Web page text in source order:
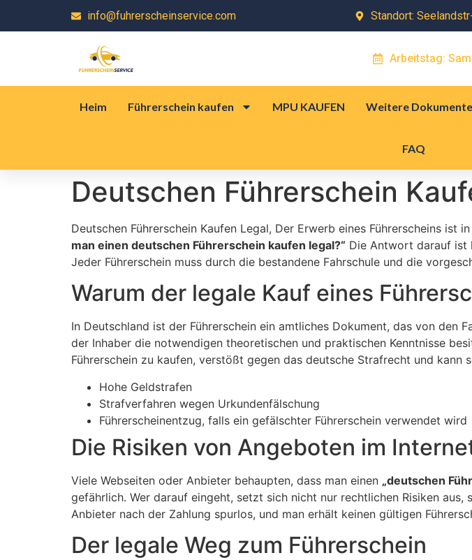
Dienstleistungen
info@fuhrerscheinservice.com Standort:
Arbeitstag:
Heim Führerschein kaufen MPU KAUFEN Weitere Dokumente
FAQ
Deutschen Führerschein
Deutschen Führerschein Kaufen Legal, Der Erwerb eines Führerscheins
man einen deutschen Führerschein kaufen legal?“ Die Antwort darauf ist
Jeder Führerschein muss durch die bestandene Fahrschule und die
Warum der legale Kauf eines
In Deutschland ist der Führerschein ein amtliches Dokument, das von den
der Inhaber die notwendigen theoretischen und praktischen Kenntnisse
Führerschein zu kaufen, verstößt gegen das deutsche Strafrecht und kann
Hohe Geldstrafen
Strafverfahren wegen Urkundenfälschung
Führerscheinentzug, falls ein gefälschter Führerschein verwendet wird
Die Risiken von Angeboten im
Viele Webseiten oder Anbieter behaupten, dass man einen „deutschen
gefährlich. Wer darauf eingeht, setzt sich nicht nur rechtlichen Risiken
Anbieter nach der Zahlung spurlos, und man erhält keinen gültigen
Der legale Weg zum Führerschein